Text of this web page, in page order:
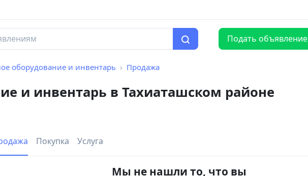
Подать объявление
оборудование и инвентарь Продажа
и инвентарь в Тахиаташском районе
Покупка Услуга
Мы не нашли то, что вы